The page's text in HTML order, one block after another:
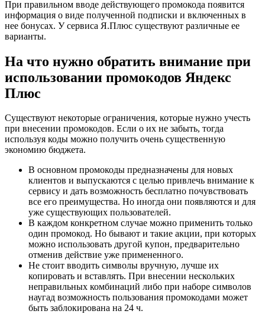
При правильном вводе действующего промокода появится
информация о виде полученной подписки и включенных в
нее бонусах. У сервиса Я.Плюс существуют различные ее
варианты.
На что нужно обратить внимание при
использовании промокодов Яндекс
Плюс
Существуют некоторые ограничения, которые нужно учесть
при внесении промокодов. Если о их не забыть, тогда
используя коды можно получить очень существенную
экономию бюджета.
В основном промокоды предназначены для новых
клиентов и выпускаются с целью привлечь внимание к
сервису и дать возможность бесплатно почувствовать
все его преимущества. Но иногда они появляются и для
уже существующих пользователей.
В каждом конкретном случае можно применить только
один промокод. Но бывают и такие акции, при которых
можно использовать другой купон, предварительно
отменив действие уже примененного.
Не стоит вводить символы вручную, лучше их
копировать и вставлять. При внесении нескольких
неправильных комбинаций либо при наборе символов
наугад возможность пользования промокодами может
быть заблокирована на 24 ч.